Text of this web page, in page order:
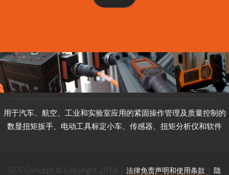
用于汽车、航空、工业和实验室应用的紧固操作管理及质量控制的
数显扭矩扳手、电动工具标定小车、传感器、扭矩分析仪和软件
SCS Concept © Copyright 2018 | 法律免责声明和使用条款 | 隐